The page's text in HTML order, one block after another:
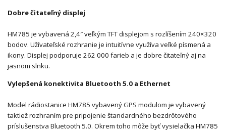
Dobre čitateľný displej
HM785 je vybavená 2,4″ veľkým TFT displejom s rozlíšením 240×320
bodov. Užívateľské rozhranie je intuitívne využíva veľké písmená a
ikony. Displej podporuje 262 000 farieb a je dobre čitateľný aj na
jasnom slnku.
Vylepšená konektivita Bluetooth 5.0 a Ethernet
Model rádiostanice HM785 vybavený GPS modulom je vybavený
taktiež rozhraním pre pripojenie štandardného bezdrôtového
príslušenstva Bluetooth 5.0. Okrem toho môže byť vysielačka HM785